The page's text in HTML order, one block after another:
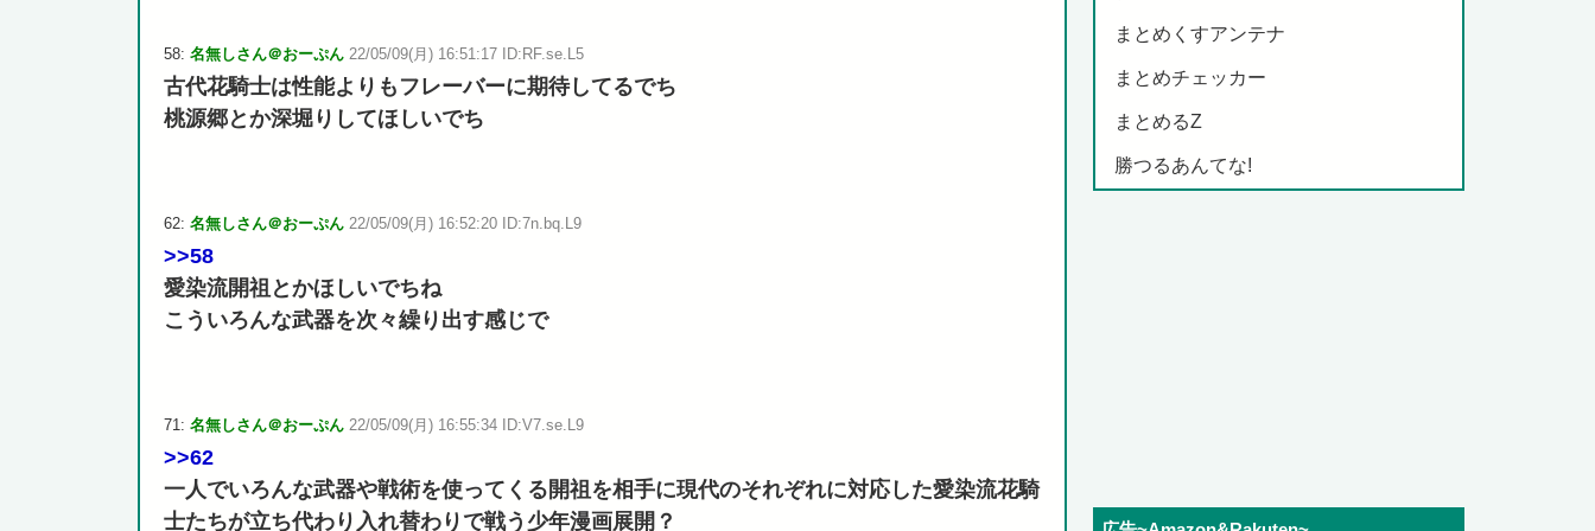
58: 名無しさん＠おーぷん 22/05/09(月) 16:51:17 ID:RF.se.L5
古代花騎士は性能よりもフレーバーに期待してるでち
桃源郷とか深堀りしてほしいでち
62: 名無しさん＠おーぷん 22/05/09(月) 16:52:20 ID:7n.bq.L9
>>58
愛染流開祖とかほしいでちね
こういろんな武器を次々繰り出す感じで
71: 名無しさん＠おーぷん 22/05/09(月) 16:55:34 ID:V7.se.L9
>>62
一人でいろんな武器や戦術を使ってくる開祖を相手に現代のそれぞれに対応した愛染流花騎
士たちが立ち代わり入れ替わりで戦う少年漫画展開？
まとめくすアンテナ
まとめチェッカー
まとめるZ
勝つるあんてな!